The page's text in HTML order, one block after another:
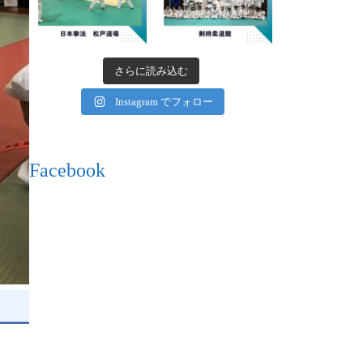
さらに読み込む
Instagram でフォロー
Facebook